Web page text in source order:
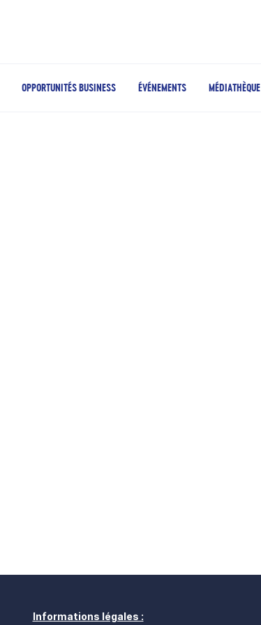
OPPORTUNITÉS BUSINESS ÉVÉNEMENTS MÉDIATHÈQUE
Informations légales :